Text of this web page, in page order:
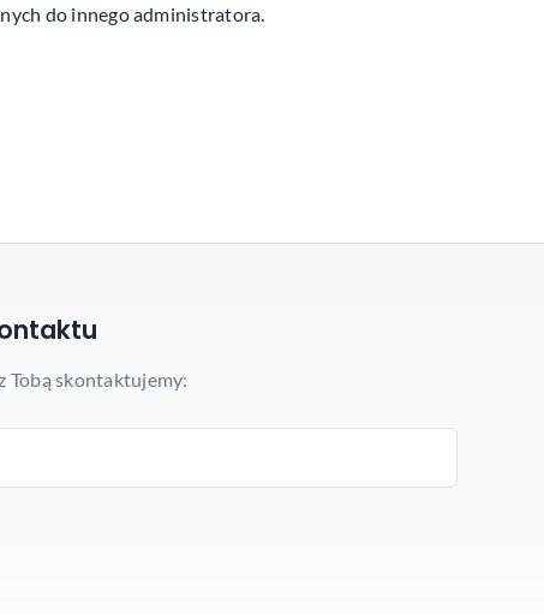
do innego administratora.
Tobą skontaktujemy: